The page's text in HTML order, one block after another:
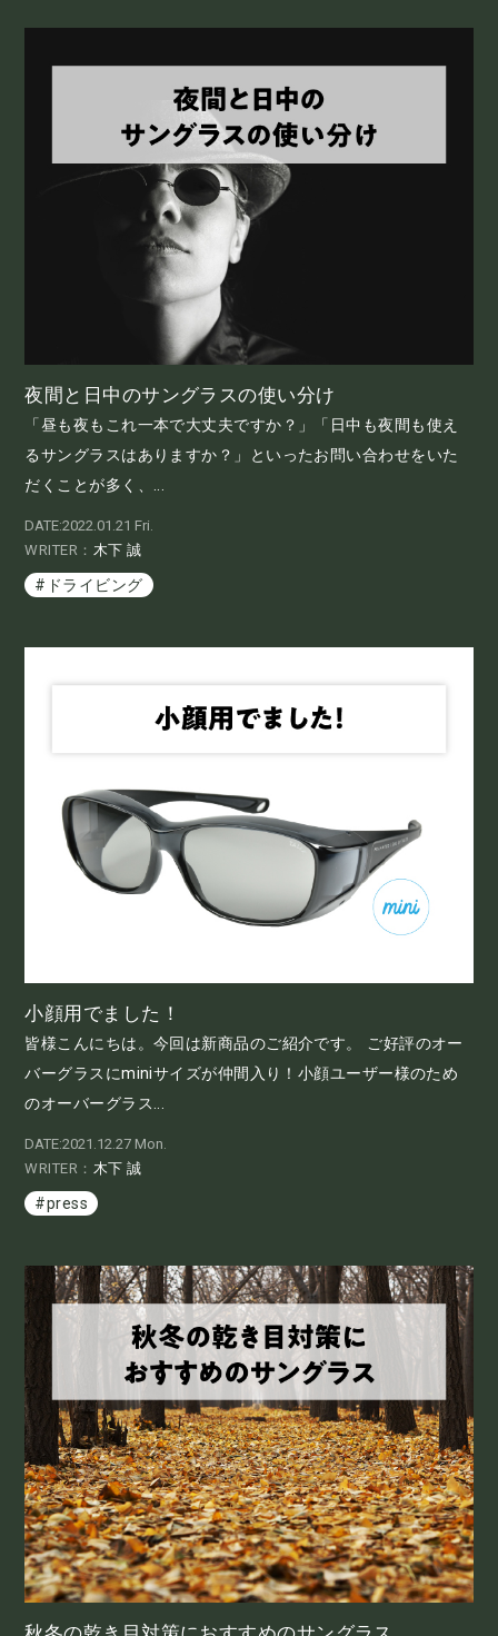
夜間と日中のサングラスの使い分け
「昼も夜もこれ一本で大丈夫ですか？」「日中も夜間も使え
るサングラスはありますか？」といったお問い合わせをいた
だくことが多く、...
DATE:2022.01.21 Fri.
WRITER： 木下 誠
#ドライビング
小顔用でました！
皆様こんにちは。今回は新商品のご紹介です。 ご好評のオー
バーグラスにminiサイズが仲間入り！小顔ユーザー様のため
のオーバーグラス...
DATE:2021.12.27 Mon.
WRITER： 木下 誠
#press